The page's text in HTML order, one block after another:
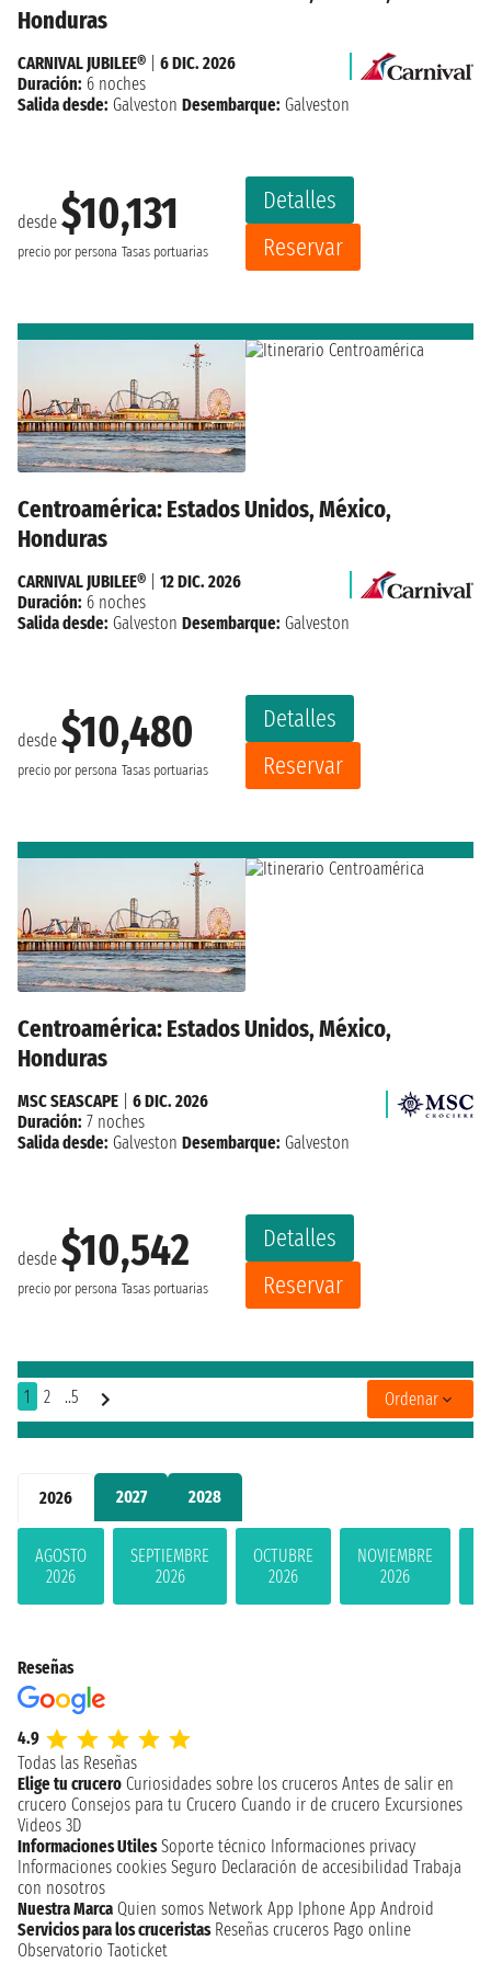
2026 2027 2028
AGOSTO
2026
SEPTIEMBRE
2026
OCTUBRE
2026
NOVIEMBRE
2026
Honduras
desde $10,131
precio por persona Tasas portuarias
Detalles
Reservar
CARNIVAL JUBILEE®
6 DIC. 2026
Duración: 6 noches
Salida desde: Galveston Desembarque: Galveston
Centroamérica: Estados Unidos, México,
Honduras
desde $10,480
precio por persona Tasas portuarias
Detalles
Reservar
CARNIVAL JUBILEE®
12 DIC. 2026
Duración: 6 noches
Salida desde: Galveston Desembarque: Galveston
Centroamérica: Estados Unidos, México,
Honduras
desde $10,542
precio por persona Tasas portuarias
Detalles
Reservar
MSC SEASCAPE
6 DIC. 2026
Duración: 7 noches
Salida desde: Galveston Desembarque: Galveston
1 2 ..5 Ordenar
Reseñas
4.9
Todas las Reseñas
Elige tu crucero Curiosidades sobre los cruceros Antes de salir en
crucero Consejos para tu Crucero Cuando ir de crucero Excursiones
Videos 3D
Informaciones Utiles Soporte técnico Informaciones privacy
Informaciones cookies Seguro Declaración de accesibilidad Trabaja
con nosotros
Nuestra Marca Quien somos Network App Iphone App Android
Servicios para los cruceristas Reseñas cruceros Pago online
Observatorio Taoticket